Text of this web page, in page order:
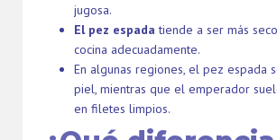
jugosa.
El pez espada tiende a ser más
cocina adecuadamente.
En algunas regiones, el pez espada
piel, mientras que el emperador
en filetes limpios.